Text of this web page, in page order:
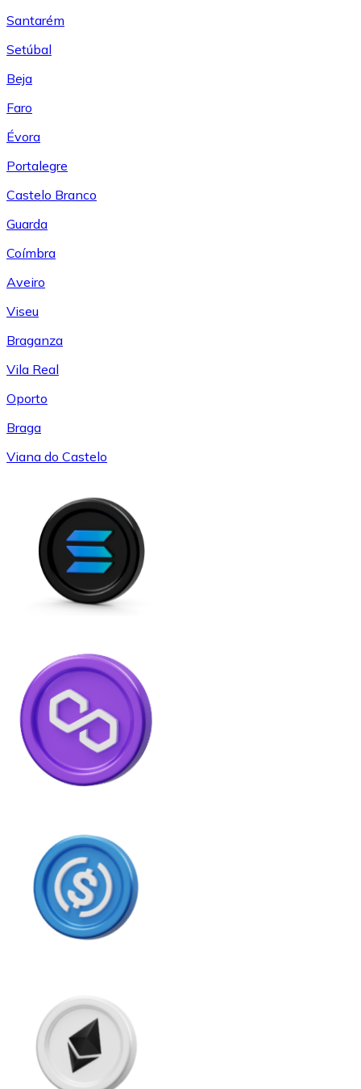
Santarém
Setúbal
Beja
Faro
Évora
Portalegre
Castelo Branco
Guarda
Coímbra
Aveiro
Viseu
Braganza
Vila Real
Oporto
Braga
Viana do Castelo